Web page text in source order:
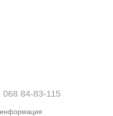
068 84-83-115
информация